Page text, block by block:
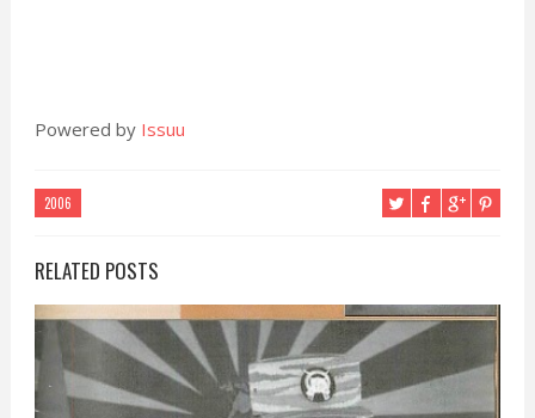
Powered by Issuu
2006
RELATED POSTS